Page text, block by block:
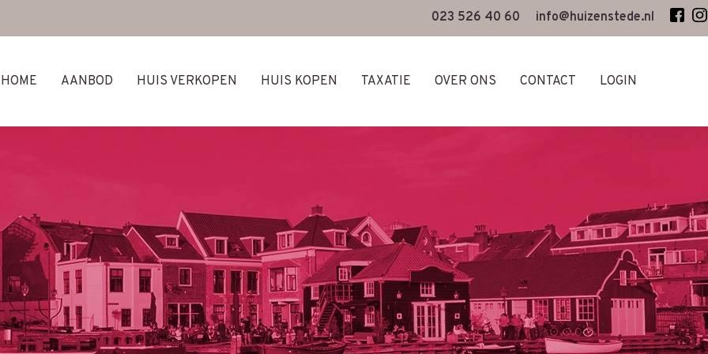
023 526 40 60 info@huizenstede.nl
HOME AANBOD HUIS VERKOPEN HUIS KOPEN TAXATIE OVER ONS CONTACT LOGIN